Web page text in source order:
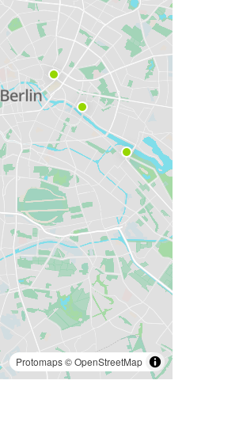
Protomaps©OpenStreetMap